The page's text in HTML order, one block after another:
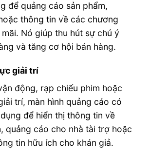
để quảng cáo sản phẩm,
thông tin về các chương
Nó giúp thu hút sự chú ý
và tăng cơ hội bán hàng.
giải trí
động, rạp chiếu phim hoặc
trí, màn hình quảng cáo có
để hiển thị thông tin về
quảng cáo cho nhà tài trợ hoặc
tin hữu ích cho khán giả.